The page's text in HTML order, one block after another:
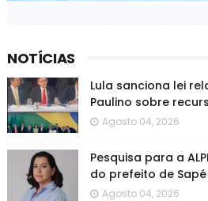
NOTÍCIAS
Lula sanciona lei
Paulino sobre
Agosto 04, 2026
Pesquisa para a
do prefeito de
Agosto 04, 2026